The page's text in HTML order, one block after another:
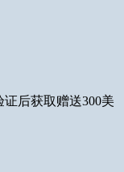
证后获取赠送300美